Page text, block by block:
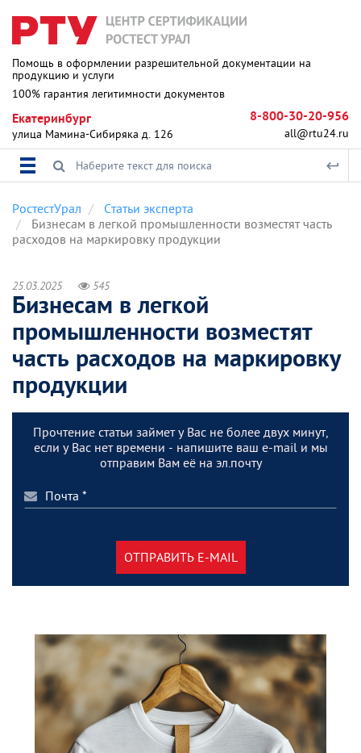
Помощь в оформлении разрешительной документации на
продукцию и услуги
100% гарантия легитимности документов
Екатеринбург
улица Мамина-Сибиряка д. 126
8-800-30-20-956
all@rtu24.ru
РостестУрал
Статьи эксперта
Бизнесам в легкой промышленности возместят часть
расходов на маркировку продукции
25.03.2025 545
Бизнесам в легкой
промышленности возместят
часть расходов на маркировку
продукции
Прочтение статьи займет у Вас не более двух минут,
если у Вас нет времени - напишите ваш e-mail и мы
отправим Вам её на эл.почту
ОТПРАВИТЬ E-MAIL